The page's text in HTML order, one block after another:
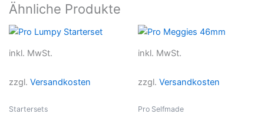
Ähnliche Produkte
inkl. MwSt.
zzgl. Versandkosten
Startersets
Varianten
inkl. MwSt.
zzgl. Versandkosten
Pro Selfmade